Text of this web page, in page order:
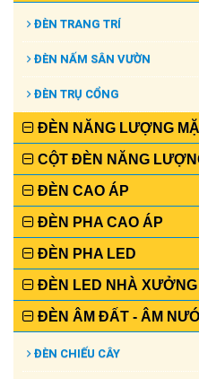
ĐÈN TRANG TRÍ
ĐÈN NẤM SÂN VƯỜN
ĐÈN TRỤ CỔNG
ĐÈN NĂNG LƯỢNG
CỘT ĐÈN NĂNG
ĐÈN CAO ÁP
ĐÈN PHA CAO ÁP
ĐÈN PHA LED
ĐÈN LED NHÀ XƯỞNG
ĐÈN ÂM ĐẤT - ÂM
ĐÈN CHIẾU CÂY